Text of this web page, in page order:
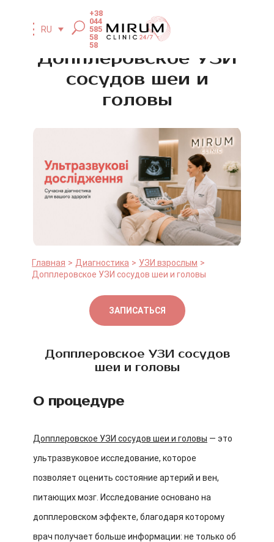
RU
+38
044
585
58
58
Допплеровское УЗИ
сосудов шеи и
головы
Главная Диагностика
УЗИ взрослым
Допплеровское УЗИ сосудов шеи и головы
ЗАПИСАТЬСЯ
Допплеровское УЗИ сосудов
шеи и головы
О процедуре
Допплеровское УЗИ сосудов шеи и головы — это
ультразвуковое исследование, которое
позволяет оценить состояние артерий и вен,
питающих мозг. Исследование основано на
допплеровском эффекте, благодаря которому
врач получает больше информации: не только об